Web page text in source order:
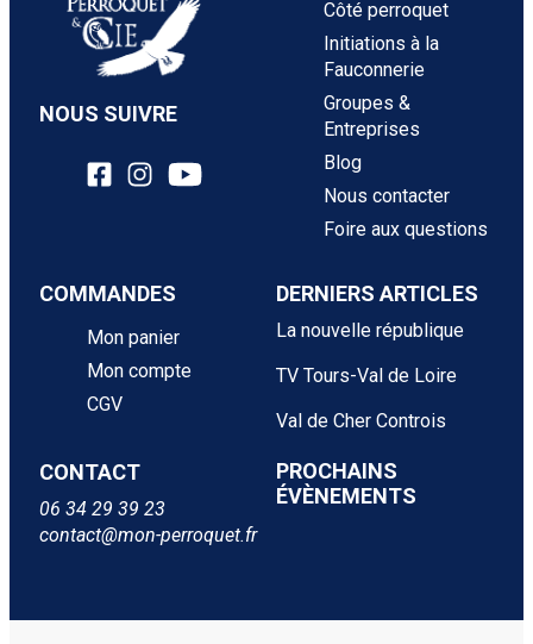
NOUS SUIVRE
Côté perroquet
Initiations à la
Fauconnerie
Groupes &
Entreprises
Blog
Nous contacter
Foire aux questions
COMMANDES
Mon panier
Mon compte
CGV
CONTACT
06 34 29 39 23
contact@mon-perroquet.fr
DERNIERS ARTICLES
La nouvelle république
TV Tours-Val de Loire
Val de Cher Controis
PROCHAINS
ÉVÈNEMENTS